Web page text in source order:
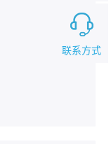
联系方式